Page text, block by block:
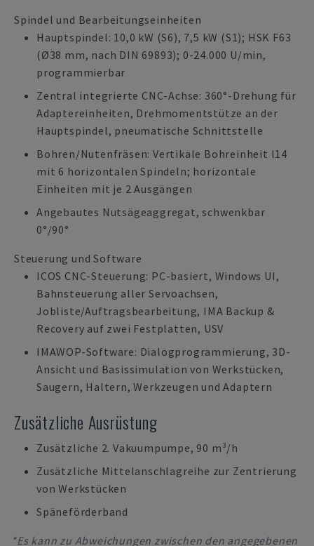
Spindel und Bearbeitungseinheiten
Hauptspindel: 10,0 kW (S6), 7,5 kW (S1); HSK F63
(Ø38 mm, nach DIN 69893); 0-24.000 U/min,
programmierbar
Zentral integrierte CNC-Achse: 360°-Drehung für
Adaptereinheiten, Drehmomentstütze an der
Hauptspindel, pneumatische Schnittstelle
Bohren/Nutenfräsen: Vertikale Bohreinheit l14
mit 6 horizontalen Spindeln; horizontale
Einheiten mit je 2 Ausgängen
Angebautes Nutsägeaggregat, schwenkbar
0°/90°
Steuerung und Software
ICOS CNC-Steuerung: PC-basiert, Windows UI,
Bahnsteuerung aller Servoachsen,
Jobliste/Auftragsbearbeitung, IMA Backup &
Recovery auf zwei Festplatten, USV
IMAWOP-Software: Dialogprogrammierung, 3D-
Ansicht und Basissimulation von Werkstücken,
Saugern, Haltern, Werkzeugen und Adaptern
Zusätzliche Ausrüstung
Zusätzliche 2. Vakuumpumpe, 90 m³/h
Zusätzliche Mittelanschlagreihe zur Zentrierung
von Werkstücken
Späneförderband
*Es kann zu Abweichungen zwischen den angegebenen